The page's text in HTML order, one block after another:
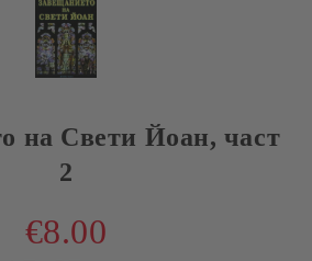
на Свети Йоан, част
2
€8.00